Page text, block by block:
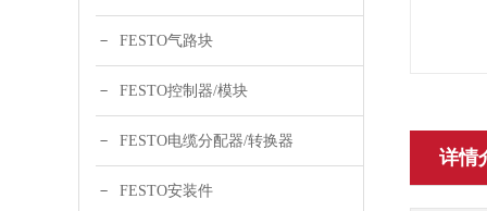
FESTO气路块
FESTO控制器/模块
FESTO电缆分配器/转换器
FESTO安装件
详情